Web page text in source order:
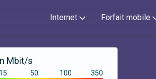
Internet Forfait mobile
Mbit/s
15 50 100 350